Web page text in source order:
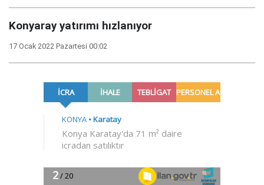
Konyaray yatırımı hızlanıyor
17 Ocak 2022 Pazartesi 00:02